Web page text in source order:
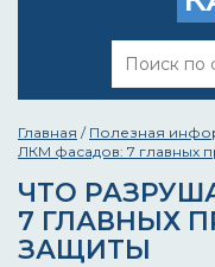
Главная / Полезная
ЛКМ фасадов: 7 главных
ЧТО
7 ГЛАВНЫХ
ЗАЩИТЫ